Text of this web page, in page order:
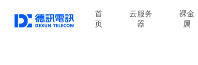
首
页
云服务
器
裸金
属